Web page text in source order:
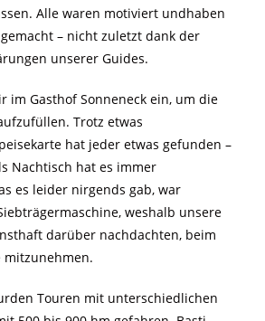
Alle waren motiviert undhaben
– nicht zuletzt dank der
unserer Guides.
im Gasthof Sonneneck ein, um die
Trotz etwas
hat jeder etwas gefunden –
Nachtisch hat es immer
es leider nirgends gab, war
weshalb unsere
darüber nachdachten, beim
mitzunehmen.
Touren mit unterschiedlichen